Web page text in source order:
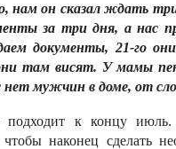
нам он сказал ждать три
за три дня, а нас
документы, 21-го
там висят. У мамы
мужчин в доме, от
к концу
наконец сделать